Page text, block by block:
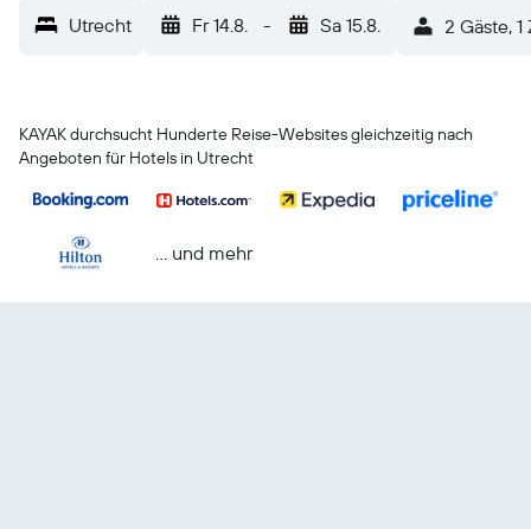
Utrecht Fr 14.8. - Sa 15.8. 2 Gäste,
KAYAK durchsucht Hunderte Reise-Websites gleichzeitig nach
Angeboten für Hotels in Utrecht
… und mehr